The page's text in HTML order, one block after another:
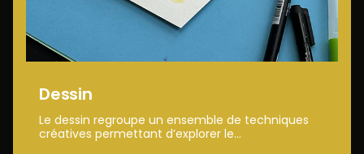
Dessin
Le dessin regroupe un ensemble de techniques
créatives permettant d’explorer le...